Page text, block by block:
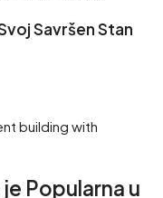
Savršen Stan
Popularna u